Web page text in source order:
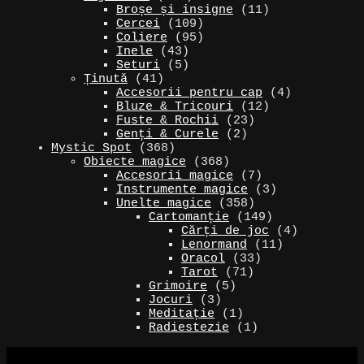
produse
de
produse
Broșe și insigne 1111
Cercei 109109
produse
Coliere 9595
Inele 4343
de
Seturi 55
Ținută 4141
de
produse
Accesorii pentru cap 44
Bluze & Tricouri 1212
Fuste & Rochii 2323
Genți & Curele 22
Mystic Spot 368368
de
produse
Obiecte magice 368368
de
produse
Accesorii magice 77
produse
Instrumente magice 33
Unelte magice 358358
de
produse
Cartomanție 149149
de
produse
Cărți de joc 44
Lenormand 1111
Oracol 3333
Tarot 7171
Grimoire 55
Jocuri 33
produse
Meditație 11
produs
Radiestezie 11